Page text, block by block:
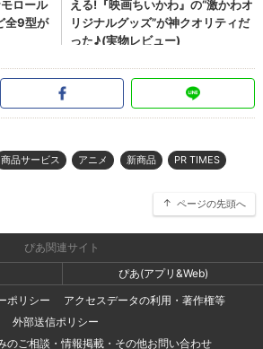
商品サービス アニメ 新商品 PR TIMES
ページの先頭へ
ぴあ関連サイト
ぴあ(アプリ&Web)
ポリシー
アクセスデータの利用・著作権等
外部送信ポリシー
のご相談・情報掲載・その他お問い合わせ